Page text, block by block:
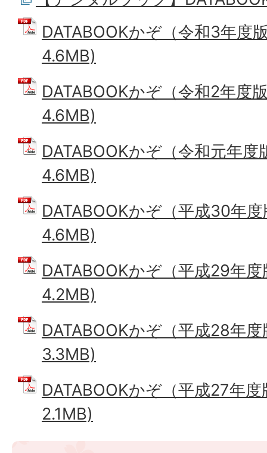
DATABOOKかぞ（令和3年度
4.6MB)
DATABOOKかぞ（令和2年度
4.6MB)
DATABOOKかぞ（令和元年
4.6MB)
DATABOOKかぞ（平成30年
4.6MB)
DATABOOKかぞ（平成29年
4.2MB)
DATABOOKかぞ（平成28年
3.3MB)
DATABOOKかぞ（平成27年
2.1MB)